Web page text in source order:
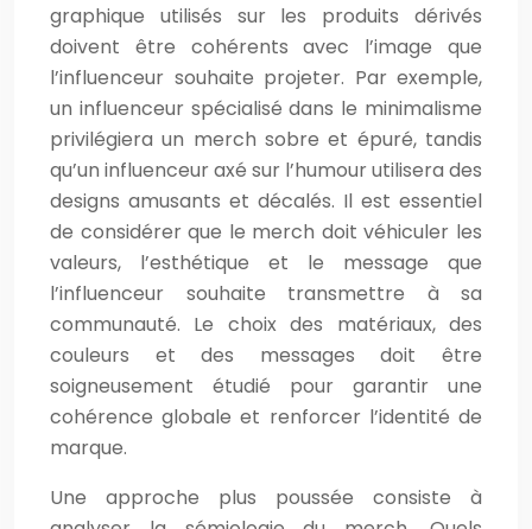
graphique utilisés sur les produits dérivés
doivent être cohérents avec l’image que
l’influenceur souhaite projeter. Par exemple,
un influenceur spécialisé dans le minimalisme
privilégiera un merch sobre et épuré, tandis
qu’un influenceur axé sur l’humour utilisera des
designs amusants et décalés. Il est essentiel
de considérer que le merch doit véhiculer les
valeurs, l’esthétique et le message que
l’influenceur souhaite transmettre à sa
communauté. Le choix des matériaux, des
couleurs et des messages doit être
soigneusement étudié pour garantir une
cohérence globale et renforcer l’identité de
marque.
Une approche plus poussée consiste à